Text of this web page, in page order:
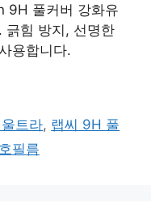
9H 풀커버 강화유
긁힘 방지, 선명한
용합니다.
트라, 랩씨 9H 풀
필름